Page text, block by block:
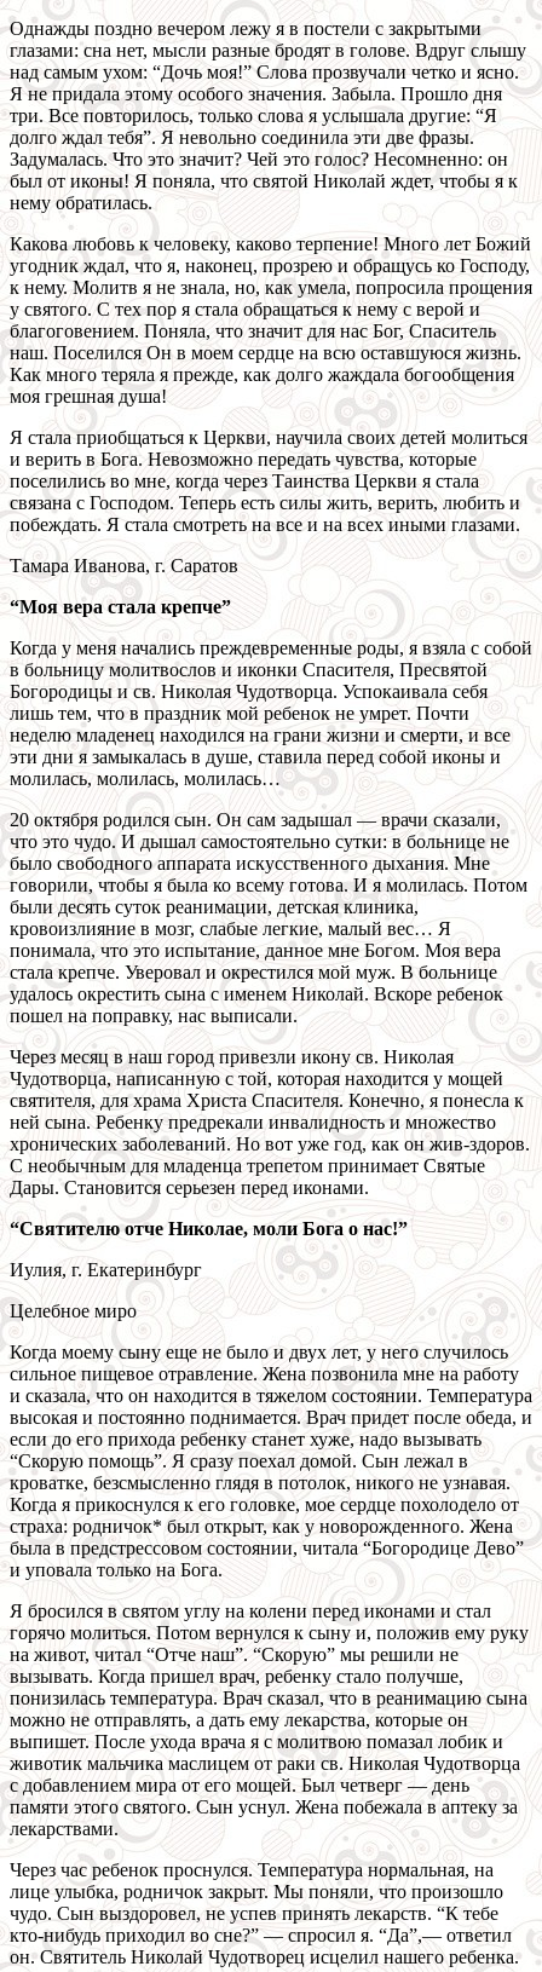
Однажды поздно вечером лежу я в постели с закрытыми
глазами: сна нет, мысли разные бродят в голове. Вдруг слышу
над самым ухом: “Дочь моя!” Слова прозвучали четко и ясно.
Я не придала этому особого значения. Забыла. Прошло дня
три. Все повторилось, только слова я услышала другие: “Я
долго ждал тебя”. Я невольно соединила эти две фразы.
Задумалась. Что это значит? Чей это голос? Несомненно: он
был от иконы! Я поняла, что святой Николай ждет, чтобы я к
нему обратилась.
Какова любовь к человеку, каково терпение! Много лет Божий
угодник ждал, что я, наконец, прозрею и обращусь ко Господу,
к нему. Молитв я не знала, но, как умела, попросила прощения
у святого. С тех пор я стала обращаться к нему с верой и
благоговением. Поняла, что значит для нас Бог, Спаситель
наш. Поселился Он в моем сердце на всю оставшуюся жизнь.
Как много теряла я прежде, как долго жаждала богообщения
моя грешная душа!
Я стала приобщаться к Церкви, научила своих детей молиться
и верить в Бога. Невозможно передать чувства, которые
поселились во мне, когда через Таинства Церкви я стала
связана с Господом. Теперь есть силы жить, верить, любить и
побеждать. Я стала смотреть на все и на всех иными глазами.
Тамара Иванова, г. Саратов
“Моя вера стала крепче”
Когда у меня начались преждевременные роды, я взяла с собой
в больницу молитвослов и иконки Спасителя, Пресвятой
Богородицы и св. Николая Чудотворца. Успокаивала себя
лишь тем, что в праздник мой ребенок не умрет. Почти
неделю младенец находился на грани жизни и смерти, и все
эти дни я замыкалась в душе, ставила перед собой иконы и
молилась, молилась, молилась…
20 октября родился сын. Он сам задышал — врачи сказали,
что это чудо. И дышал самостоятельно сутки: в больнице не
было свободного аппарата искусственного дыхания. Мне
говорили, чтобы я была ко всему готова. И я молилась. Потом
были десять суток реанимации, детская клиника,
кровоизлияние в мозг, слабые легкие, малый вес… Я
понимала, что это испытание, данное мне Богом. Моя вера
стала крепче. Уверовал и окрестился мой муж. В больнице
удалось окрестить сына с именем Николай. Вскоре ребенок
пошел на поправку, нас выписали.
Через месяц в наш город привезли икону св. Николая
Чудотворца, написанную с той, которая находится у мощей
святителя, для храма Христа Спасителя. Конечно, я понесла к
ней сына. Ребенку предрекали инвалидность и множество
хронических заболеваний. Но вот уже год, как он жив-здоров.
С необычным для младенца трепетом принимает Святые
Дары. Становится серьезен перед иконами.
“Святителю отче Николае, моли Бога о нас!”
Иулия, г. Екатеринбург
Целебное миро
Когда моему сыну еще не было и двух лет, у него случилось
сильное пищевое отравление. Жена позвонила мне на работу
и сказала, что он находится в тяжелом состоянии. Температура
высокая и постоянно поднимается. Врач придет после обеда, и
если до его прихода ребенку станет хуже, надо вызывать
“Скорую помощь”. Я сразу поехал домой. Сын лежал в
кроватке, безсмысленно глядя в потолок, никого не узнавая.
Когда я прикоснулся к его головке, мое сердце похолодело от
страха: родничок* был открыт, как у новорожденного. Жена
была в предстрессовом состоянии, читала “Богородице Дево”
и уповала только на Бога.
Я бросился в святом углу на колени перед иконами и стал
горячо молиться. Потом вернулся к сыну и, положив ему руку
на живот, читал “Отче наш”. “Скорую” мы решили не
вызывать. Когда пришел врач, ребенку стало получше,
понизилась температура. Врач сказал, что в реанимацию сына
можно не отправлять, а дать ему лекарства, которые он
выпишет. После ухода врача я с молитвою помазал лобик и
животик мальчика маслицем от раки св. Николая Чудотворца
с добавлением мира от его мощей. Был четверг — день
памяти этого святого. Сын уснул. Жена побежала в аптеку за
лекарствами.
Через час ребенок проснулся. Температура нормальная, на
лице улыбка, родничок закрыт. Мы поняли, что произошло
чудо. Сын выздоровел, не успев принять лекарств. “К тебе
кто-нибудь приходил во сне?” — спросил я. “Да”,— ответил
он. Святитель Николай Чудотворец исцелил нашего ребенка.